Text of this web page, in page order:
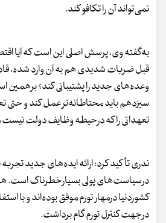
نمی‌تواند آن را تکافو کند.
به‌گفته وی، پرسش اصلی این است که آیا
قبل ضربات شدیدی هم به آن وارد شده،
وعده‌های جدید را پشتیبانی کند؟
سیزدهم باید محتاطانه‌تر عمل کند و
تعهداتی را که درحیطه وظایف دولت نیست
ندری تأکید کرد: ارائه ایده‌های جدید
کشوردنیا درمهار تورم موفق بوده‌اند و با
درجهت کنترل تورم گام برداشت.